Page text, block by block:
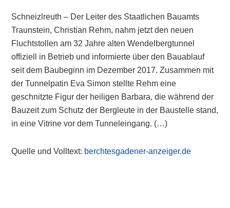
Schneizlreuth – Der Leiter des Staatlichen Bauamts
Traunstein, Christian Rehm, nahm jetzt den neuen
Fluchtstollen am 32 Jahre alten Wendelbergtunnel
offiziell in Betrieb und informierte über den Bauablauf
seit dem Baubeginn im Dezember 2017. Zusammen mit
der Tunnelpatin Eva Simon stellte Rehm eine
geschnitzte Figur der heiligen Barbara, die während der
Bauzeit zum Schutz der Bergleute in der Baustelle stand,
in eine Vitrine vor dem Tunneleingang. (…)
Quelle und Volltext: berchtesgadener-anzeiger.de